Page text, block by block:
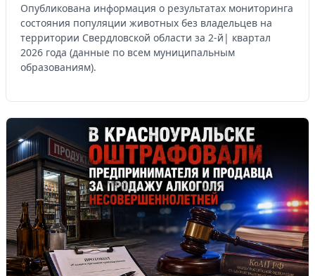
Опубликована информация о результатах мониторинга
состояния популяции животных без владельцев на
территории Свердловской области за 2-й| квартал
2026 года (данные по всем муниципальным
образованиям).